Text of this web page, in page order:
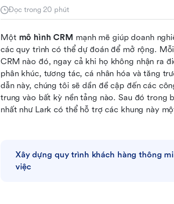
Đọc trong 20 phút
Một mô hình CRM mạnh mẽ giúp doanh
các quy trình có thể dự đoán để mở rộng.
CRM nào đó, ngay cả khi họ không nhận ra
phân khúc, tương tác, cá nhân hóa và tăng
dẫn này, chúng tôi sẽ dần đề cập đến các
trung vào bất kỳ nền tảng nào. Sau đó trong
nhất như Lark có thể hỗ trợ các khung này
Xây dựng quy trình khách hàng thông
việc